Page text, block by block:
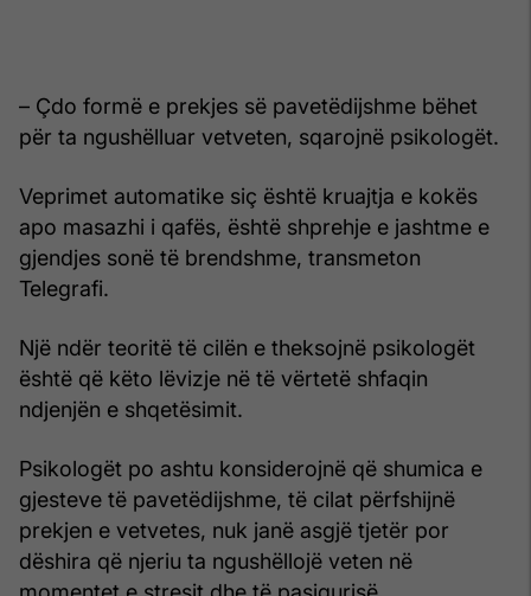
– Çdo formë e prekjes së pavetëdijshme bëhet
për ta ngushëlluar vetveten, sqarojnë psikologët.
Veprimet automatike siç është kruajtja e kokës
apo masazhi i qafës, është shprehje e jashtme e
gjendjes sonë të brendshme, transmeton
Telegrafi.
Një ndër teoritë të cilën e theksojnë psikologët
është që këto lëvizje në të vërtetë shfaqin
ndjenjën e shqetësimit.
Psikologët po ashtu konsiderojnë që shumica e
gjesteve të pavetëdijshme, të cilat përfshijnë
prekjen e vetvetes, nuk janë asgjë tjetër por
dëshira që njeriu ta ngushëllojë veten në